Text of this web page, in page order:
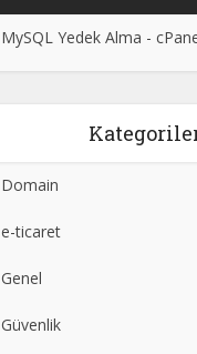
MySQL Yedek Alma -
Domain
e-ticaret
Genel
Güvenlik